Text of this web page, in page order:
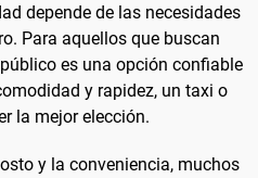
depende de las necesidades
Para aquellos que buscan
es una opción confiable
y rapidez, un taxi o
la mejor elección.
y la conveniencia, muchos